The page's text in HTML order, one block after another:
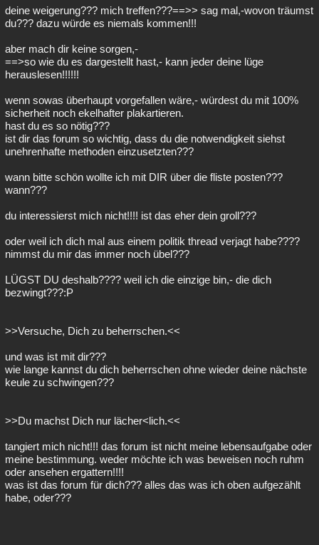
deine weigerung??? mich treffen???==>> sag mal,-wovon träumst
du??? dazu würde es niemals kommen!!!
aber mach dir keine sorgen,-
==>so wie du es dargestellt hast,- kann jeder deine lüge
herauslesen!!!!!!
wenn sowas überhaupt vorgefallen wäre,- würdest du mit 100%
sicherheit noch ekelhafter plakartieren.
hast du es so nötig???
ist dir das forum so wichtig, dass du die notwendigkeit siehst
unehrenhafte methoden einzusetzten???
wann bitte schön wollte ich mit DIR über die fliste posten???
wann???
du interessierst mich nicht!!!! ist das eher dein groll???
oder weil ich dich mal aus einem politik thread verjagt habe????
nimmst du mir das immer noch übel???
LÜGST DU deshalb???? weil ich die einzige bin,- die dich
bezwingt???:P
>>Versuche, Dich zu beherrschen.<<
und was ist mit dir???
wie lange kannst du dich beherrschen ohne wieder deine nächste
keule zu schwingen???
>>Du machst Dich nur lächer<lich.<<
tangiert mich nicht!!! das forum ist nicht meine lebensaufgabe oder
meine bestimmung. weder möchte ich was beweisen noch ruhm
oder ansehen ergattern!!!!
was ist das forum für dich??? alles das was ich oben aufgezählt
habe, oder???